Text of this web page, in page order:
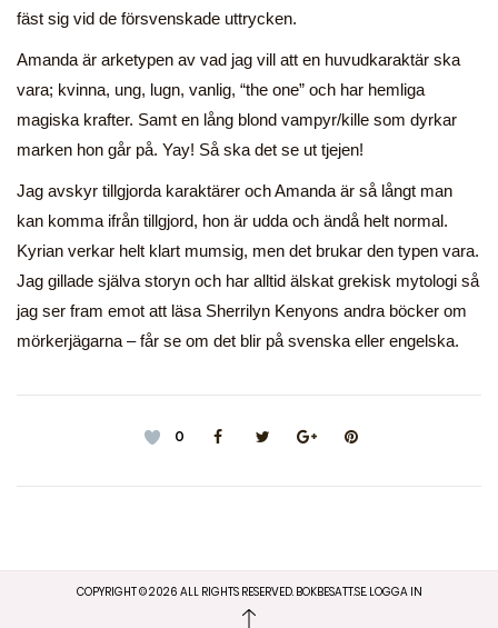
fäst sig vid de försvenskade uttrycken.
Amanda är arketypen av vad jag vill att en huvudkaraktär ska
vara; kvinna, ung, lugn, vanlig, “the one” och har hemliga
magiska krafter. Samt en lång blond vampyr/kille som dyrkar
marken hon går på. Yay! Så ska det se ut tjejen!
Jag avskyr tillgjorda karaktärer och Amanda är så långt man
kan komma ifrån tillgjord, hon är udda och ändå helt normal.
Kyrian verkar helt klart mumsig, men det brukar den typen vara.
Jag gillade själva storyn och har alltid älskat grekisk mytologi så
jag ser fram emot att läsa Sherrilyn Kenyons andra böcker om
mörkerjägarna – får se om det blir på svenska eller engelska.
0
COPYRIGHT ©2026 ALL RIGHTS RESERVED. BOKBESATT.SE. LOGGA IN